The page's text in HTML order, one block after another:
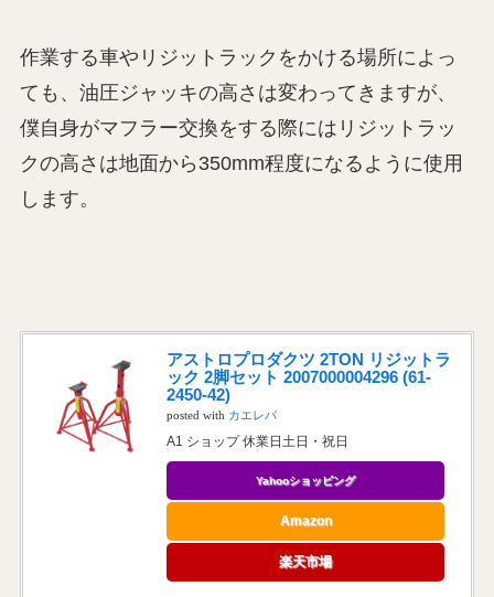
作業する車やリジットラックをかける場所によっ
ても、油圧ジャッキの高さは変わってきますが、
僕自身がマフラー交換をする際にはリジットラッ
クの高さは地面から350mm程度になるように使用
します。
アストロプロダクツ 2TON リジットラ
ック 2脚セット 2007000004296 (61-
2450-42)
posted with カエレバ
A1 ショップ 休業日土日・祝日
Yahooショッピング
Amazon
楽天市場